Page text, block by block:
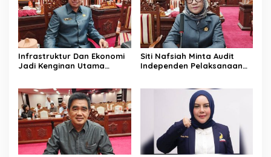
Infrastruktur Dan Ekonomi
Jadi Kenginan Utama
Siti Nafsiah Minta Audit
Independen Pelaksanaan